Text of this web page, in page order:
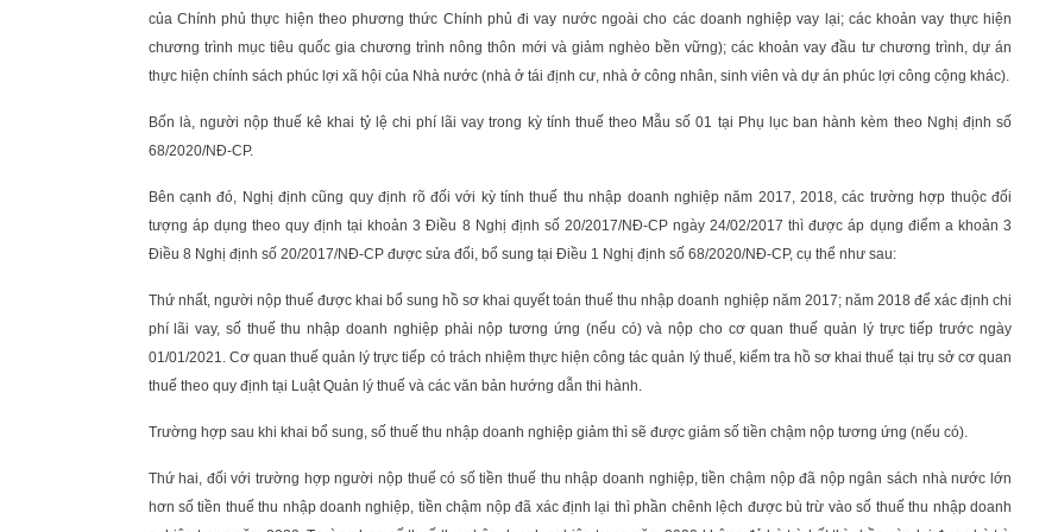
của Chính phủ thực hiện theo phương thức Chính phủ đi vay nước ngoài cho các doanh nghiệp vay lại; các khoản vay thực hiện
chương trình mục tiêu quốc gia chương trình nông thôn mới và giảm nghèo bền vững); các khoản vay đầu tư chương trình, dự án
thực hiện chính sách phúc lợi xã hội của Nhà nước (nhà ở tái định cư, nhà ở công nhân, sinh viên và dự án phúc lợi công cộng khác).
Bốn là, người nộp thuế kê khai tỷ lệ chi phí lãi vay trong kỳ tính thuế theo Mẫu số 01 tại Phụ lục ban hành kèm theo Nghị định số
68/2020/NĐ-CP.
Bên cạnh đó, Nghị định cũng quy định rõ đối với kỳ tính thuế thu nhập doanh nghiệp năm 2017, 2018, các trường hợp thuộc đối
tượng áp dụng theo quy định tại khoản 3 Điều 8 Nghị định số 20/2017/NĐ-CP ngày 24/02/2017 thì được áp dụng điểm a khoản 3
Điều 8 Nghị định số 20/2017/NĐ-CP được sửa đổi, bổ sung tại Điều 1 Nghị định số 68/2020/NĐ-CP, cụ thể như sau:
Thứ nhất, người nộp thuế được khai bổ sung hồ sơ khai quyết toán thuế thu nhập doanh nghiệp năm 2017; năm 2018 để xác định chi
phí lãi vay, số thuế thu nhập doanh nghiệp phải nộp tương ứng (nếu có) và nộp cho cơ quan thuế quản lý trực tiếp trước ngày
01/01/2021. Cơ quan thuế quản lý trực tiếp có trách nhiệm thực hiện công tác quản lý thuế, kiểm tra hồ sơ khai thuế tại trụ sở cơ quan
thuế theo quy định tại Luật Quản lý thuế và các văn bản hướng dẫn thi hành.
Trường hợp sau khi khai bổ sung, số thuế thu nhập doanh nghiệp giảm thì sẽ được giảm số tiền chậm nộp tương ứng (nếu có).
Thứ hai, đối với trường hợp người nộp thuế có số tiền thuế thu nhập doanh nghiệp, tiền chậm nộp đã nộp ngân sách nhà nước lớn
hơn số tiền thuế thu nhập doanh nghiệp, tiền chậm nộp đã xác định lại thì phần chênh lệch được bù trừ vào số thuế thu nhập doanh